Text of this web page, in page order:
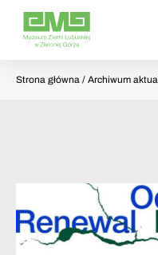
Strona główna / Archiwum